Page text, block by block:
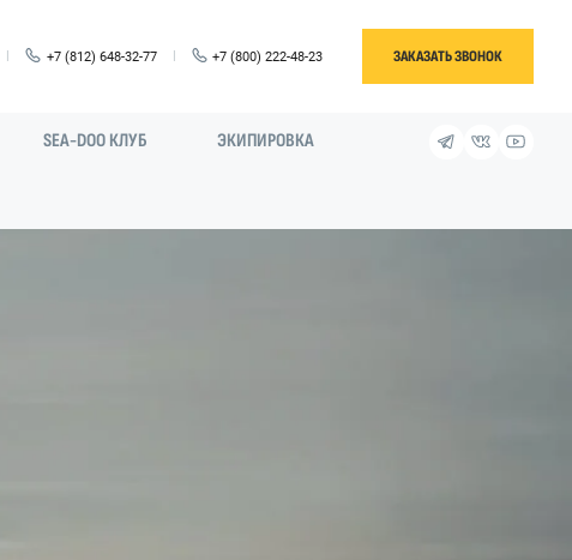
+7 (812) 648-32-77 +7 (800) 222-48-23 ЗАКАЗАТЬ ЗВОНОК
SEA-DOO КЛУБ ЭКИПИРОВКА